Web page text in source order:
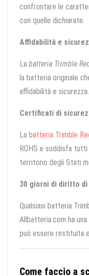
confrontare le
con quelle dichiarate.
Affidabilità e
La batteria Trimble
la batteria originale
affidabilità e sicurezza.
Certificati di
La batteria Trimble
ROHS e soddisfa
territorio degli Stati
30 giorni di diritto
Qualsiasi batteria
Allbatteria.com ha
può essere restituita
Come faccio a